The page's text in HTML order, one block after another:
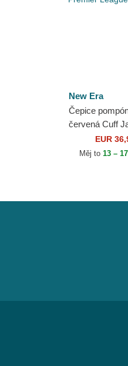
New Era
Čepice
červená Cuff
Manchester
Football Club
EUR
Měj to13 –